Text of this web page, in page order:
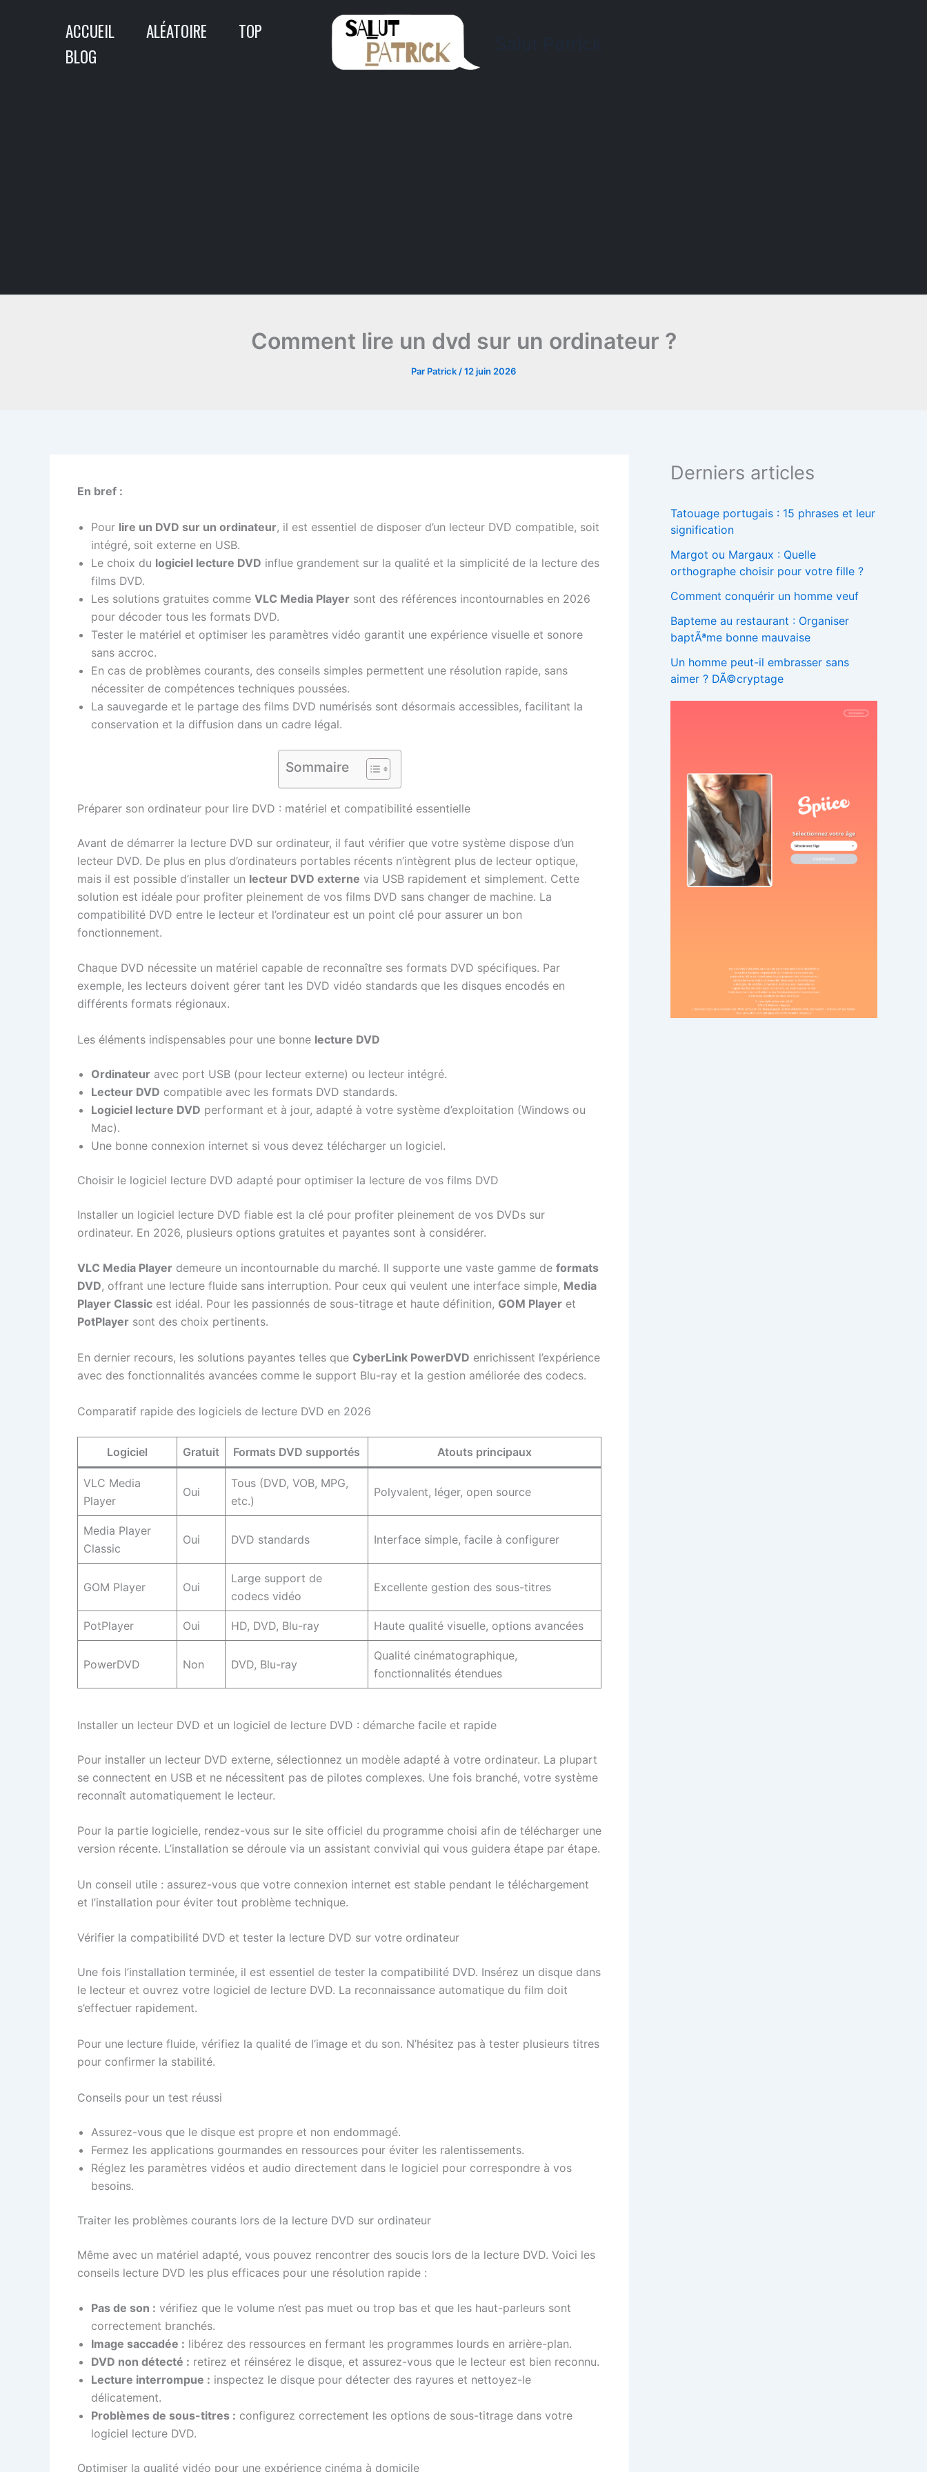
ACCUEIL ALÉATOIRE
TOP
BLOG
Comment lire un dvd sur un ordinateur ?
Par Patrick /12 juin 2026
En bref :
Pour lire un DVD sur un ordinateur, il est essentiel de disposer d’un lecteur DVD compatible, soit
intégré, soit externe en USB.
Le choix du logiciel lecture DVD influe grandement sur la qualité et la simplicité de la lecture des
films DVD.
Les solutions gratuites comme VLC Media Player sont des références incontournables en 2026
pour décoder tous les formats DVD.
Tester le matériel et optimiser les paramètres vidéo garantit une expérience visuelle et sonore
sans accroc.
En cas de problèmes courants, des conseils simples permettent une résolution rapide, sans
nécessiter de compétences techniques poussées.
La sauvegarde et le partage des films DVD numérisés sont désormais accessibles, facilitant la
conservation et la diffusion dans un cadre légal.
Sommaire
Préparer son ordinateur pour lire DVD : matériel et compatibilité essentielle
Avant de démarrer la lecture DVD sur ordinateur, il faut vérifier que votre système dispose d’un
lecteur DVD. De plus en plus d’ordinateurs portables récents n’intègrent plus de lecteur optique,
mais il est possible d’installer un lecteur DVD externe via USB rapidement et simplement. Cette
solution est idéale pour profiter pleinement de vos films DVD sans changer de machine. La
compatibilité DVD entre le lecteur et l’ordinateur est un point clé pour assurer un bon
fonctionnement.
Chaque DVD nécessite un matériel capable de reconnaître ses formats DVD spécifiques. Par
exemple, les lecteurs doivent gérer tant les DVD vidéo standards que les disques encodés en
différents formats régionaux.
Les éléments indispensables pour une bonne lecture DVD
Ordinateur avec port USB (pour lecteur externe) ou lecteur intégré.
Lecteur DVD compatible avec les formats DVD standards.
Logiciel lecture DVD performant et à jour, adapté à votre système d’exploitation (Windows ou
Mac).
Une bonne connexion internet si vous devez télécharger un logiciel.
Choisir le logiciel lecture DVD adapté pour optimiser la lecture de vos films DVD
Installer un logiciel lecture DVD fiable est la clé pour profiter pleinement de vos DVDs sur
ordinateur. En 2026, plusieurs options gratuites et payantes sont à considérer.
VLC Media Player demeure un incontournable du marché. Il supporte une vaste gamme de formats
DVD, offrant une lecture fluide sans interruption. Pour ceux qui veulent une interface simple, Media
Player Classic est idéal. Pour les passionnés de sous-titrage et haute définition, GOM Player et
PotPlayer sont des choix pertinents.
En dernier recours, les solutions payantes telles que CyberLink PowerDVD enrichissent l’expérience
avec des fonctionnalités avancées comme le support Blu-ray et la gestion améliorée des codecs.
Comparatif rapide des logiciels de lecture DVD en 2026
Logiciel Gratuit Formats DVD supportés Atouts principaux
VLC Media
Player
Oui
Tous (DVD, VOB, MPG,
etc.)
Polyvalent, léger, open source
Media Player
Classic
Oui DVD standards Interface simple, facile à configurer
GOM Player Oui
Large support de
codecs vidéo
Excellente gestion des sous-titres
PotPlayer Oui HD, DVD, Blu-ray Haute qualité visuelle, options avancées
PowerDVD Non DVD, Blu-ray
Qualité cinématographique,
fonctionnalités étendues
Installer un lecteur DVD et un logiciel de lecture DVD : démarche facile et rapide
Pour installer un lecteur DVD externe, sélectionnez un modèle adapté à votre ordinateur. La plupart
se connectent en USB et ne nécessitent pas de pilotes complexes. Une fois branché, votre système
reconnaît automatiquement le lecteur.
Pour la partie logicielle, rendez-vous sur le site officiel du programme choisi afin de télécharger une
version récente. L’installation se déroule via un assistant convivial qui vous guidera étape par étape.
Un conseil utile : assurez-vous que votre connexion internet est stable pendant le téléchargement
et l’installation pour éviter tout problème technique.
Vérifier la compatibilité DVD et tester la lecture DVD sur votre ordinateur
Une fois l’installation terminée, il est essentiel de tester la compatibilité DVD. Insérez un disque dans
le lecteur et ouvrez votre logiciel de lecture DVD. La reconnaissance automatique du film doit
s’effectuer rapidement.
Pour une lecture fluide, vérifiez la qualité de l’image et du son. N’hésitez pas à tester plusieurs titres
pour confirmer la stabilité.
Conseils pour un test réussi
Assurez-vous que le disque est propre et non endommagé.
Fermez les applications gourmandes en ressources pour éviter les ralentissements.
Réglez les paramètres vidéos et audio directement dans le logiciel pour correspondre à vos
besoins.
Traiter les problèmes courants lors de la lecture DVD sur ordinateur
Même avec un matériel adapté, vous pouvez rencontrer des soucis lors de la lecture DVD. Voici les
conseils lecture DVD les plus efficaces pour une résolution rapide :
Pas de son : vérifiez que le volume n’est pas muet ou trop bas et que les haut-parleurs sont
correctement branchés.
Image saccadée : libérez des ressources en fermant les programmes lourds en arrière-plan.
DVD non détecté : retirez et réinsérez le disque, et assurez-vous que le lecteur est bien reconnu.
Lecture interrompue : inspectez le disque pour détecter des rayures et nettoyez-le
délicatement.
Problèmes de sous-titres : configurez correctement les options de sous-titrage dans votre
logiciel lecture DVD.
Optimiser la qualité vidéo pour une expérience cinéma à domicile
Derniers articles
Tatouage portugais : 15 phrases et leur
signification
Margot ou Margaux : Quelle
orthographe choisir pour votre fille ?
Comment conquérir un homme veuf
Bapteme au restaurant : Organiser
baptÃªme bonne mauvaise
Un homme peut-il embrasser sans
aimer ? DÃ©cryptage